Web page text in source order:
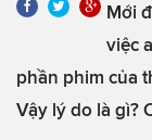
Mới
việc
phần phim của
Vậy lý do là gì?